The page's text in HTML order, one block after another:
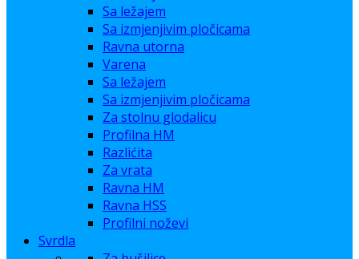
Sa ležajem
Sa izmjenjivim pločicama
Ravna utorna
Varena
Sa ležajem
Sa izmjenjivim pločicama
Za stolnu glodalicu
Profilna HM
Razlićita
Za vrata
Ravna HM
Ravna HSS
Profilni noževi
Svrdla